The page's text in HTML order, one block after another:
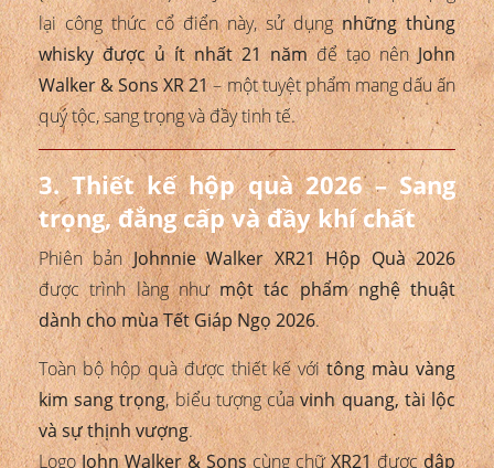
lại công thức cổ điển này, sử dụngnhững thùng
whisky được ủ ít nhất 21 nămđể tạo nênJohn
Walker & Sons XR 21– một tuyệt phẩm mang dấu ấn
quý tộc, sang trọng và đầy tinh tế.
3. Thiết kế hộp quà 2026 – Sang
trọng, đẳng cấp và đầy khí chất
Phiên bảnJohnnie Walker XR21 Hộp Quà 2026
được trình làng nhưmột tác phẩm nghệ thuật
dành cho mùa Tết Giáp Ngọ 2026.
Toàn bộ hộp quà được thiết kế vớitông màu vàng
kim sang trọng, biểu tượng củavinh quang, tài lộc
và sự thịnh vượng.
LogoJohn Walker & Sonscùng chữXR21đượcdập